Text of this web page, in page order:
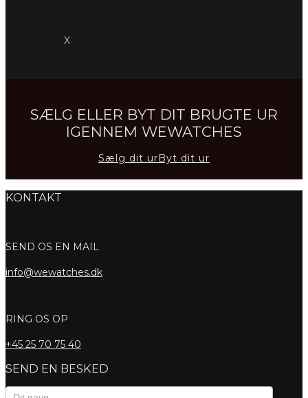
X
SÆLG ELLER BYT DIT BRUGTE UR
IGENNEM WEWATCHES
Sælg dit urByt dit ur
KONTAKT
SEND OS EN MAIL
info@wewatches.dk
RING OS OP
+45 25 70 75 40
SEND EN BESKED
Kontaktformular